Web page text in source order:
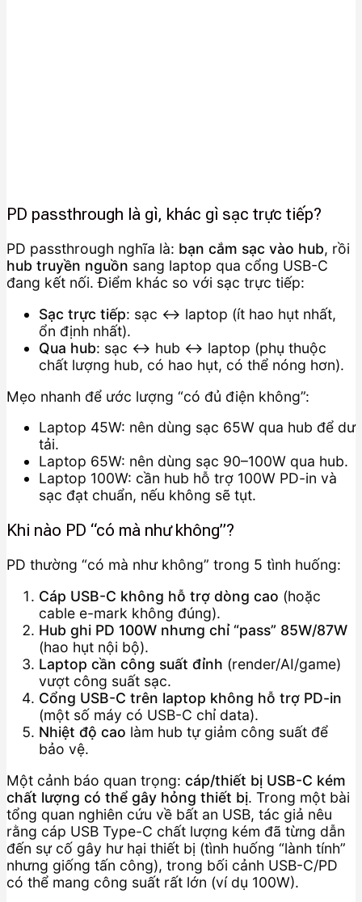
PD passthrough là gì, khác gì sạc trực tiếp?
PD passthrough nghĩa là: bạn cắm sạc vào hub, rồi
hub truyền nguồn sang laptop qua cổng USB-C
đang kết nối. Điểm khác so với sạc trực tiếp:
Sạc trực tiếp: sạc ↔ laptop (ít hao hụt nhất,
ổn định nhất).
Qua hub: sạc ↔ hub ↔ laptop (phụ thuộc
chất lượng hub, có hao hụt, có thể nóng hơn).
Mẹo nhanh để ước lượng “có đủ điện không”:
Laptop 45W: nên dùng sạc 65W qua hub để dư
tải.
Laptop 65W: nên dùng sạc 90–100W qua hub.
Laptop 100W: cần hub hỗ trợ 100W PD-in và
sạc đạt chuẩn, nếu không sẽ tụt.
Khi nào PD “có mà như không”?
PD thường “có mà như không” trong 5 tình huống:
Cáp USB-C không hỗ trợ dòng cao (hoặc
cable e-mark không đúng).
Hub ghi PD 100W nhưng chỉ “pass” 85W/87W
(hao hụt nội bộ).
Laptop cần công suất đỉnh (render/AI/game)
vượt công suất sạc.
Cổng USB-C trên laptop không hỗ trợ PD-in
(một số máy có USB-C chỉ data).
Nhiệt độ cao làm hub tự giảm công suất để
bảo vệ.
Một cảnh báo quan trọng: cáp/thiết bị USB-C kém
chất lượng có thể gây hỏng thiết bị. Trong một bài
tổng quan nghiên cứu về bất an USB, tác giả nêu
rằng cáp USB Type-C chất lượng kém đã từng dẫn
đến sự cố gây hư hại thiết bị (tình huống “lành tính”
nhưng giống tấn công), trong bối cảnh USB-C/PD
có thể mang công suất rất lớn (ví dụ 100W).